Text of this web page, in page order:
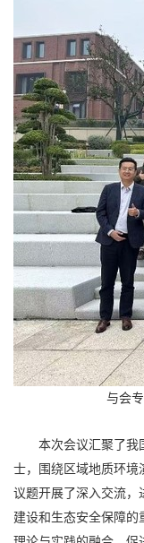
与会
本次会议汇聚了我
士，围绕区域地质环境
议题开展了深入交流，
建设和生态安全保障